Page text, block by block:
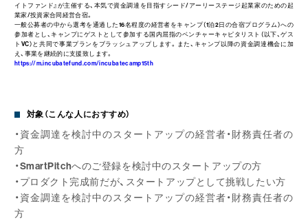
イトファンド』が主催する、本気で資金調達を目指すシード/アーリーステージ起業家のための起
業家/投資家合同経営合宿。
一般公募者の中から選考を通過した16名程度の経営者をキャンプ（1泊2日の合宿プログラム）への
参加者とし、キャンプにゲストとして参加する国内屈指のベンチャーキャピタリスト（以下、ゲス
トVC）と共同で事業プランをブラッシュアップします。また、キャンプ以降の資金調達機会に加
え、事業を継続的に支援致します。
https://m.incubatefund.com/incubatecamp15th
対象（こんな人におすすめ）
・資金調達を検討中のスタートアップの経営者・財務責任者の
方
・SmartPitchへのご登録を検討中のスタートアップの方
・プロダクト完成前だが、スタートアップとして挑戦したい方
・資金調達を検討中のスタートアップの経営者・財務責任者の
方